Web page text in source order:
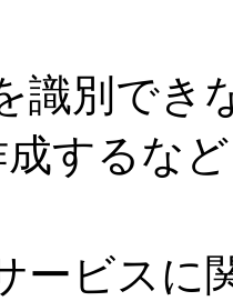
識別で
するな
ービス